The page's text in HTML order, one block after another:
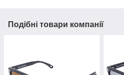
Подібні товари компанії